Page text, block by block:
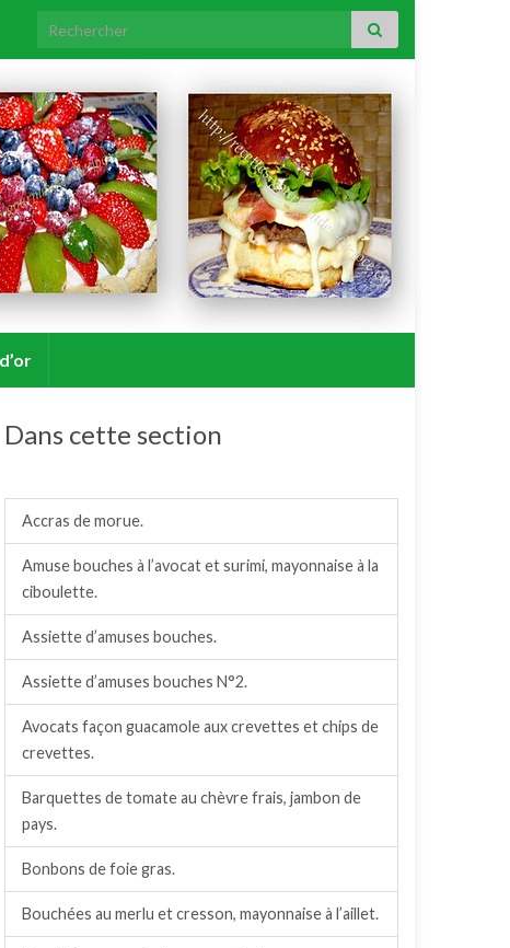
Search for:
Dans cette section
Accras de morue.
Amuse bouches à l’avocat et surimi, mayonnaise à la
ciboulette.
Assiette d’amuses bouches.
Assiette d’amuses bouches N°2.
Avocats façon guacamole aux crevettes et chips de
crevettes.
Barquettes de tomate au chèvre frais, jambon de
pays.
Bonbons de foie gras.
Bouchées au merlu et cresson, mayonnaise à l’aillet.